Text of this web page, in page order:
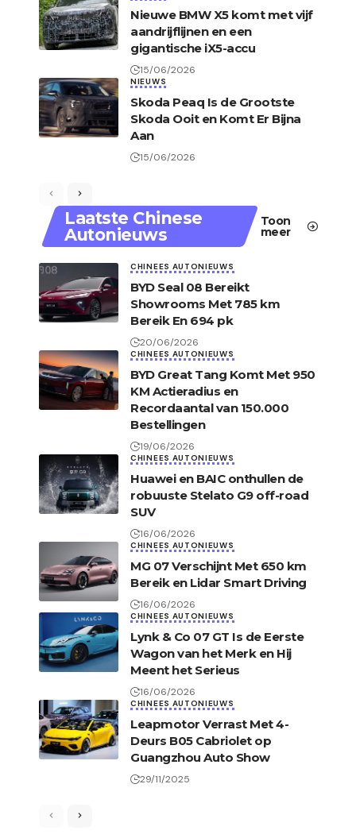
Nieuwe BMW X5 komt met vijf
aandrijflijnen en een
gigantische iX5-accu
15/06/2026
NIEUWS
Skoda Peaq Is de Grootste
Skoda Ooit en Komt Er Bijna
Aan
15/06/2026
Laatste Chinese
Autonieuws
Toon
meer
CHINEES AUTONIEUWS
BYD Seal 08 Bereikt
Showrooms Met 785 km
Bereik En 694 pk
20/06/2026
CHINEES AUTONIEUWS
BYD Great Tang Komt Met 950
KM Actieradius en
Recordaantal van 150.000
Bestellingen
19/06/2026
CHINEES AUTONIEUWS
Huawei en BAIC onthullen de
robuuste Stelato G9 off-road
SUV
16/06/2026
CHINEES AUTONIEUWS
MG 07 Verschijnt Met 650 km
Bereik en Lidar Smart Driving
16/06/2026
CHINEES AUTONIEUWS
Lynk & Co 07 GT Is de Eerste
Wagon van het Merk en Hij
Meent het Serieus
16/06/2026
CHINEES AUTONIEUWS
Leapmotor Verrast Met 4-
Deurs B05 Cabriolet op
Guangzhou Auto Show
29/11/2025